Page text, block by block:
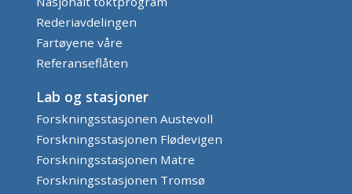
Rederiavdelingen
Fartøyene våre
Referanseflåten
Lab og stasjoner
Forskningsstasjonen Austevoll
Forskningsstasjonen Flødevigen
Forskningsstasjonen Matre
Forskningsstasjonen Tromsø